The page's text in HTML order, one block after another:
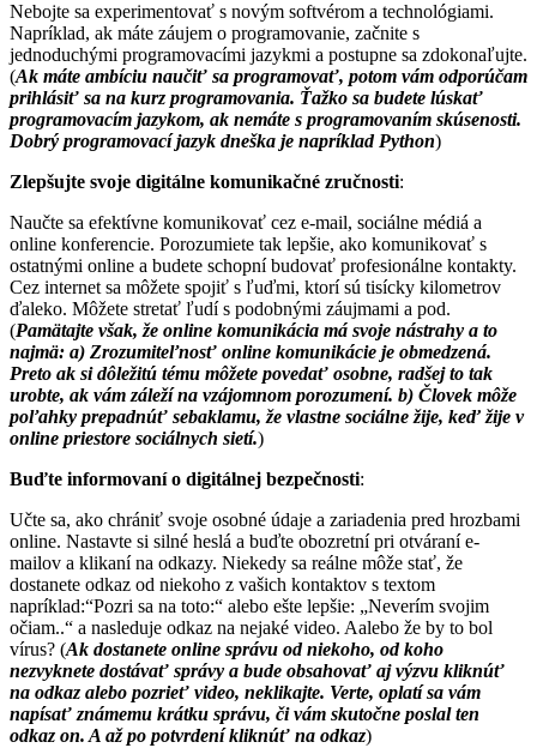
Nebojte sa experimentovať s novým softvérom a technológiami.
Napríklad, ak máte záujem o programovanie, začnite s
jednoduchými programovacími jazykmi a postupne sa zdokonaľujte.
(Ak máte ambíciu naučiť sa programovať, potom vám odporúčam
prihlásiť sa na kurz programovania. Ťažko sa budete lúskať
programovacím jazykom, ak nemáte s programovaním skúsenosti.
Dobrý programovací jazyk dneška je napríklad Python)
Zlepšujte svoje digitálne komunikačné zručnosti:
Naučte sa efektívne komunikovať cez e-mail, sociálne médiá a
online konferencie. Porozumiete tak lepšie, ako komunikovať s
ostatnými online a budete schopní budovať profesionálne kontakty.
Cez internet sa môžete spojiť s ľuďmi, ktorí sú tisícky kilometrov
ďaleko. Môžete stretať ľudí s podobnými záujmami a pod.
(Pamätajte však, že online komunikácia má svoje nástrahy a to
najmä: a) Zrozumiteľnosť online komunikácie je obmedzená.
Preto ak si dôležitú tému môžete povedať osobne, radšej to tak
urobte, ak vám záleží na vzájomnom porozumení. b) Človek môže
poľahky prepadnúť sebaklamu, že vlastne sociálne žije, keď žije v
online priestore sociálnych sietí.)
Buďte informovaní o digitálnej bezpečnosti:
Učte sa, ako chrániť svoje osobné údaje a zariadenia pred hrozbami
online. Nastavte si silné heslá a buďte obozretní pri otváraní e-
mailov a klikaní na odkazy. Niekedy sa reálne môže stať, že
dostanete odkaz od niekoho z vašich kontaktov s textom
napríklad:“Pozri sa na toto:“ alebo ešte lepšie: „Neverím svojim
očiam..“ a nasleduje odkaz na nejaké video. Aalebo že by to bol
vírus? (Ak dostanete online správu od niekoho, od koho
nezvyknete dostávať správy a bude obsahovať aj výzvu kliknúť
na odkaz alebo pozrieť video, neklikajte. Verte, oplatí sa vám
napísať známemu krátku správu, či vám skutočne poslal ten
odkaz on. A až po potvrdení kliknúť na odkaz)